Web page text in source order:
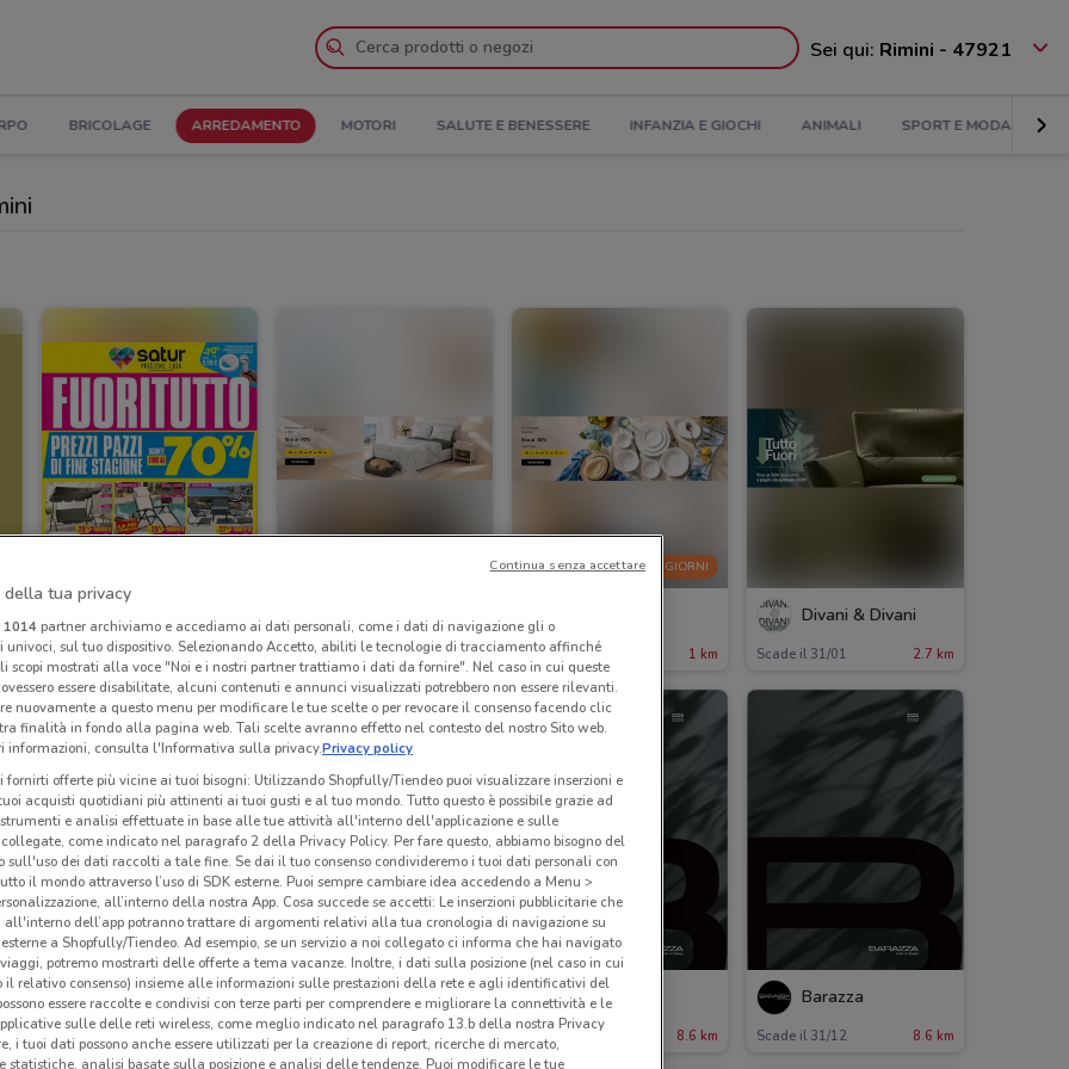
Sei qui: Rimini - 47921
BRICOLAGE ARREDAMENTO MOTORI SALUTE E BENESSERE INFANZIA E GIOCHI ANIMALI SPORT E MODA
Satur
Scade il 03/09 698 m
Kasanova
Scade il 27/08 1 km
-5 GIORNI
Scade giovedì 1 km
Divani & Divani
Scade il 31/01 2.7 km
Dondi Home
Scade il 08/10 3.1 km
Thun
Scade il 18/08 3.4 km
Barazza
Scade il 31/12 8.6 km
Barazza
Scade il 31/12 8.6 km
della tua privacy
1014partner archiviamo e accediamo ai dati personali, come i dati di navigazione gli o
sul tuo dispositivo. Selezionando Accetto, abiliti le tecnologie di tracciamento affinché
scopi mostrati alla voce "Noi e i nostri partner trattiamo i dati da fornire". Nel caso in cui queste
essere disabilitate, alcuni contenuti e annunci visualizzati potrebbero non essere rilevanti.
nuovamente a questo menu per modificare le tue scelte o per revocare il consenso facendo clic
finalità in fondo alla pagina web. Tali scelte avranno effetto nel contesto del nostro Sito web.
informazioni, consulta l'Informativa sulla privacy.Privacy policy
fornirti offerte più vicine ai tuoi bisogni: Utilizzando Shopfully/Tiendeo puoi visualizzare inserzioni e
acquisti quotidiani più attinenti ai tuoi gusti e al tuo mondo. Tutto questo è possibile grazie ad
e analisi effettuate in base alle tue attività all'interno dell'applicazione e sulle
come indicato nel paragrafo 2 della Privacy Policy. Per fare questo, abbiamo bisogno del
sull'uso dei dati raccolti a tale fine. Se dai il tuo consenso condivideremo i tuoi dati personali con
il mondo attraverso l’uso di SDK esterne. Puoi sempre cambiare idea accedendo a Menu >
all’interno della nostra App. Cosa succede se accetti: Le inserzioni pubblicitarie che
all'interno dell’app potranno trattare di argomenti relativi alla tua cronologia di navigazione su
a Shopfully/Tiendeo. Ad esempio, se un servizio a noi collegato ci informa che hai navigato
potremo mostrarti delle offerte a tema vacanze. Inoltre, i dati sulla posizione (nel caso in cui
il relativo consenso) insieme alle informazioni sulle prestazioni della rete e agli identificativi del
essere raccolte e condivisi con terze parti per comprendere e migliorare la connettività e le
sulle delle reti wireless, come meglio indicato nel paragrafo 13.b della nostra Privacy
i tuoi dati possono anche essere utilizzati per la creazione di report, ricerche di mercato,
statistiche, analisi basate sulla posizione e analisi delle tendenze. Puoi modificare le tue
Continua senza accettare